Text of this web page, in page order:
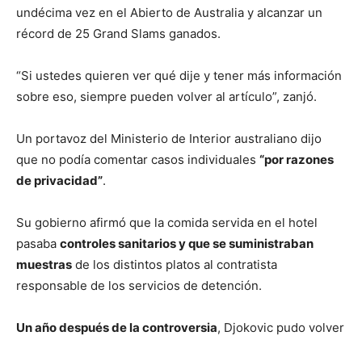
undécima vez en el Abierto de Australia y alcanzar un
récord de 25 Grand Slams ganados.
“Si ustedes quieren ver qué dije y tener más información
sobre eso, siempre pueden volver al artículo”, zanjó.
Un portavoz del Ministerio de Interior australiano dijo
que no podía comentar casos individuales “por razones
de privacidad”.
Su gobierno afirmó que la comida servida en el hotel
pasaba controles sanitarios y que se suministraban
muestras de los distintos platos al contratista
responsable de los servicios de detención.
Un año después de la controversia, Djokovic pudo volver